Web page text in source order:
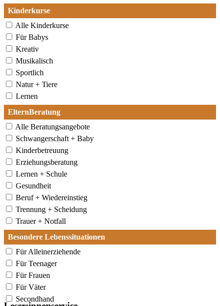
Kinderkurse
Alle Kinderkurse
Für Babys
Kreativ
Musikalisch
Sportlich
Natur + Tiere
Lernen
ElternBeratung
Alle Beratungsangebote
Schwangerschaft + Baby
Kinderbetreuung
Erziehungsberatung
Lernen + Schule
Gesundheit
Beruf + Wiedereinstieg
Trennung + Scheidung
Trauer + Notfall
Besondere Lebenssituationen
Für Alleinerziehende
Für Teenager
Für Frauen
Für Väter
Secondhand